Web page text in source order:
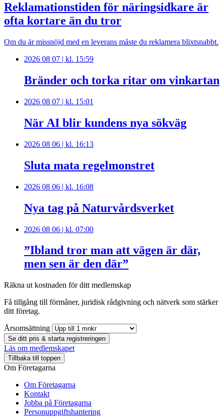
Reklamationstiden för näringsidkare är
ofta kortare än du tror
Om du är missnöjd med en leverans måste du reklamera blixtsnabbt.
2026 08 07 | kl. 15:59
Bränder och torka ritar om vinkartan
2026 08 07 | kl. 15:01
När AI blir kundens nya sökväg
2026 08 06 | kl. 16:13
Sluta mata regelmonstret
2026 08 06 | kl. 16:08
Nya tag på Naturvårdsverket
2026 08 06 | kl. 07:00
”Ibland tror man att vägen är där,
men sen är den där”
Räkna ut kostnaden för ditt medlemskap
Få tillgång till förmåner, juridisk rådgivning och nätverk som stärker
ditt företag.
Årsomsättning
Se ditt pris & starta registreringen
Läs om medlemskapet
Tillbaka till toppen
Om Företagarna
Om Företagarna
Kontakt
Jobba på Företagarna
Personuppgiftshantering